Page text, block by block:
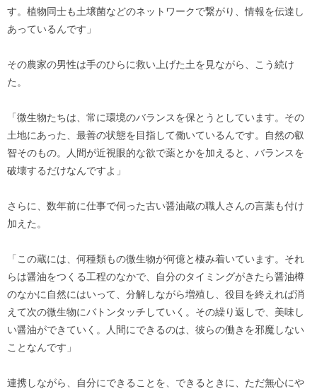
す。植物同士も土壌菌などのネットワークで繋がり、情報を伝達し
あっているんです」
その農家の男性は手のひらに救い上げた土を見ながら、こう続け
た。
「微生物たちは、常に環境のバランスを保とうとしています。その
土地にあった、最善の状態を目指して働いているんです。自然の叡
智そのもの。人間が近視眼的な欲で薬とかを加えると、バランスを
破壊するだけなんですよ」
さらに、数年前に仕事で伺った古い醤油蔵の職人さんの言葉も付け
加えた。
「この蔵には、何種類もの微生物が何億と棲み着いています。それ
らは醤油をつくる工程のなかで、自分のタイミングがきたら醤油樽
のなかに自然にはいって、分解しながら増殖し、役目を終えれば消
えて次の微生物にバトンタッチしていく。その繰り返しで、美味し
い醤油ができていく。人間にできるのは、彼らの働きを邪魔しない
ことなんです」
連携しながら、自分にできることを、できるときに、ただ無心にや